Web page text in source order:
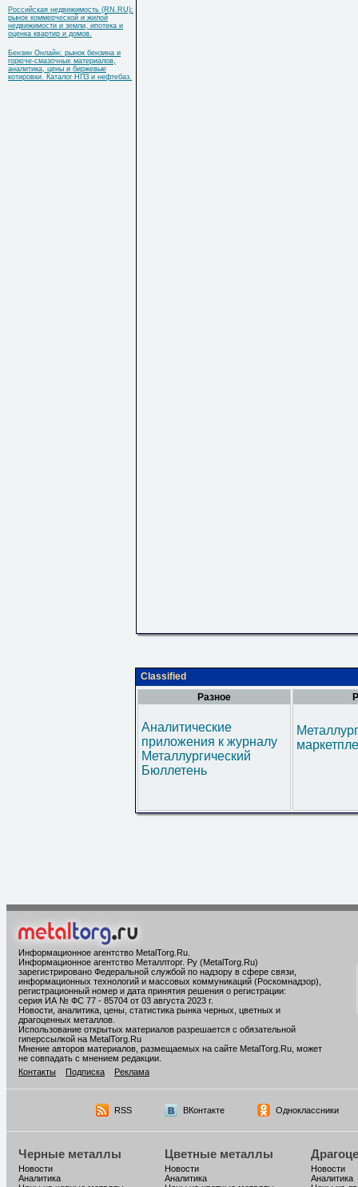
Российская недвижимость (RN.RU):
рынок коммерческой и жилой
недвижимости и земли, ипотека и
оценка квартир и домов.
Бензин Онлайн: рынок бензина и
горюче-смазочных материалов,
аналитика, цены и биржевые
котировки. Каталог НПЗ и нефтебаз.
Classified
Разное
Аналитические
приложения к журналу
Металлургический
Бюллетень
Информационное агентство MetalTorg.Ru
Информационное агентство Металлторг. Ру (MetalTorg.Ru)
зарегистрировано Федеральной службой по надзору в сфере связи,
информационных технологий и массовых коммуникаций (Роскомнадзор),
регистрационный номер и дата принятия решения о регистрации:
серия ИА № ФС 77 - 85704 от 03 августа 2023 г.
Новости, аналитика, цены, статистика рынка черных, цветных и
драгоценных металлов.
Использование открытых материалов разрешается с обязательной
гиперссылкой на MetalTorg.Ru
Мнение авторов материалов, размещаемых на сайте MetalTorg.Ru, может
не совпадать с мнением редакции.
Контакты
Подписка Реклама
RSS ВКонтакте Одноклассники
Черные металлы
Новости
Аналитика
Цветные металлы
Новости
Аналитика
Новости
Аналитика